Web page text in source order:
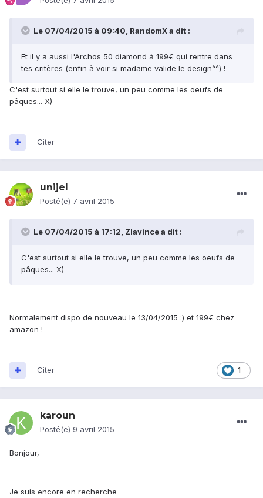
Le 07/04/2015 à 09:40, RandomX a dit :
Et il y a aussi l'Archos 50 diamond à 199€ qui rentre dans
tes critères (enfin à voir si madame valide le design^^) !
C'est surtout si elle le trouve, un peu comme les oeufs de
pâques... X)
Citer
unijel
Posté(e) 7 avril 2015
Le 07/04/2015 à 17:12, Zlavince a dit :
C'est surtout si elle le trouve, un peu comme les oeufs de
pâques... X)
Normalement dispo de nouveau le 13/04/2015 :) et 199€ chez
amazon !
1
Citer
karoun
Posté(e) 9 avril 2015
Bonjour,
Je suis encore en recherche